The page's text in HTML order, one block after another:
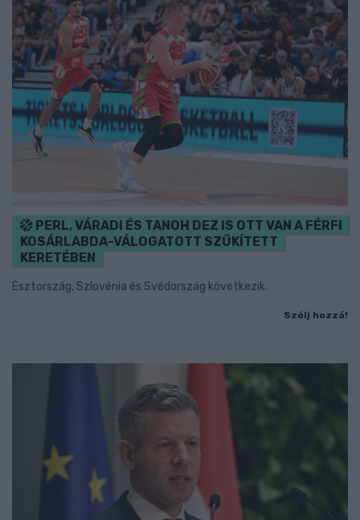
PERL, VÁRADI ÉS TANOH DEZ IS OTT VAN A FÉRFI
KOSÁRLABDA-VÁLOGATOTT SZŰKÍTETT
KERETÉBEN
Észtország, Szlovénia és Svédország következik.
Szólj hozzá!